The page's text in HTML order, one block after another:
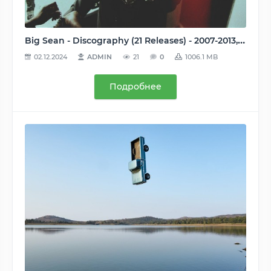
Big Sean - Discography (21 Releases) - 2007-2013, MP3/M4A, 192-320 kbps
02.12.2024 ADMIN 21 0 1006.1 MB
Подробнее